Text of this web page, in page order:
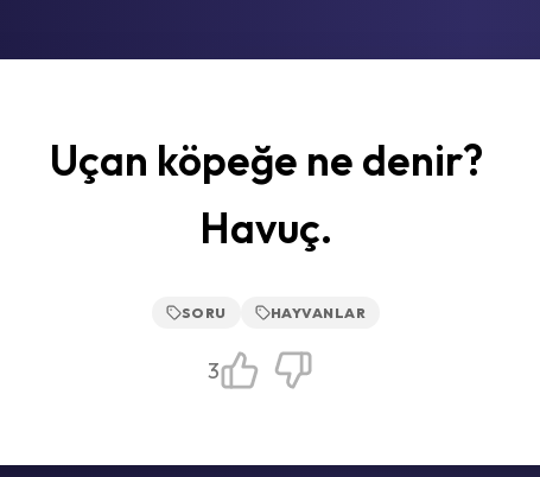
Uçan köpeğe ne denir?
Havuç.
SORU HAYVANLAR
3